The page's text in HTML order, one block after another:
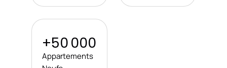
+50 000
Appartements